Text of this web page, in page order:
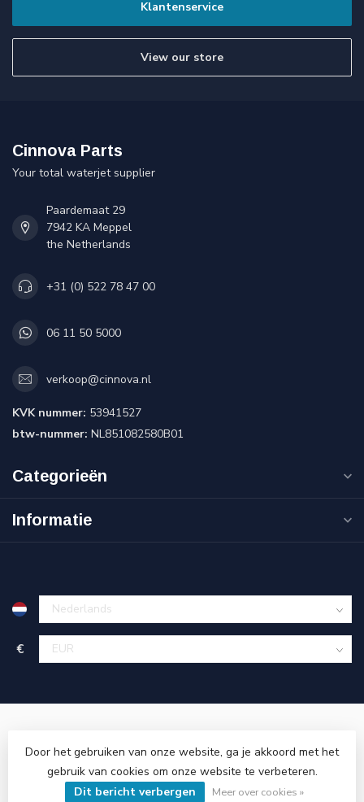
Klantenservice
View our store
Cinnova Parts
Your total waterjet supplier
Paardemaat 29
7942 KA Meppel
the Netherlands
+31 (0) 522 78 47 00
06 11 50 5000
verkoop@cinnova.nl
KVK nummer: 53941527
btw-nummer: NL851082580B01
Categorieën
Informatie
€
© Copyright 2026 Cinnova Parts- Powered byLightspeed-
Lightspeed designby Dyvelopment
Door het gebruiken van onze website, ga je akkoord met het
gebruik van cookies om onze website te verbeteren.
Dit bericht verbergen
Meer over cookies »